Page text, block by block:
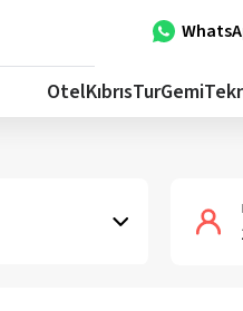
OtelKıbrısTurGemi